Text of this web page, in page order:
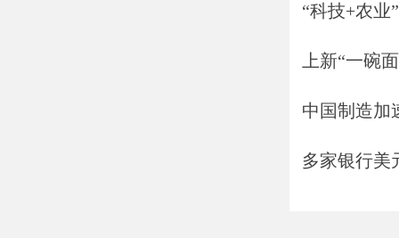
“科技+农业
上新“一碗
中国制造加
多家银行美